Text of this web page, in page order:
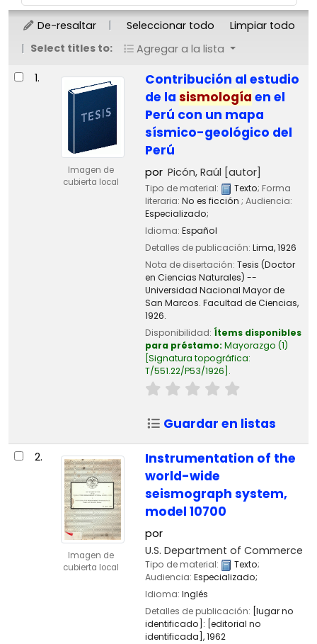
De-resaltar Seleccionar todo
Limpiar todo
Select titles to:
Agregar a la lista
Resultados
1.
Imagen de
cubierta local
Contribución al estudio
de la sismología en el
Perú con un mapa
sísmico-geológico del
Perú
por Picón, Raúl [autor]
Tipo de material: Texto; Forma
literaria: No es ficción ; Audiencia:
Especializado;
Idioma: Español
Detalles de publicación: Lima,1926
Nota de disertación: Tesis (Doctor
en Ciencias Naturales) --
Universidad Nacional Mayor de
San Marcos. Facultad de Ciencias,
1926.
Disponibilidad: Ítems disponibles
para préstamo: Mayorazgo (1)
Signatura topográfica:
T/551.22/P53/1926 .
Guardar en listas
2.
Imagen de
cubierta local
Instrumentation of the
world-wide
seismograph system,
model 10700
por
U.S. Department of Commerce
Tipo de material: Texto;
Audiencia: Especializado;
Idioma: Inglés
Detalles de publicación: [lugar no
identificado]: [editorial no
identificada],1962